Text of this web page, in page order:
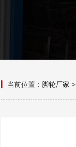
当前位置： 脚轮厂家